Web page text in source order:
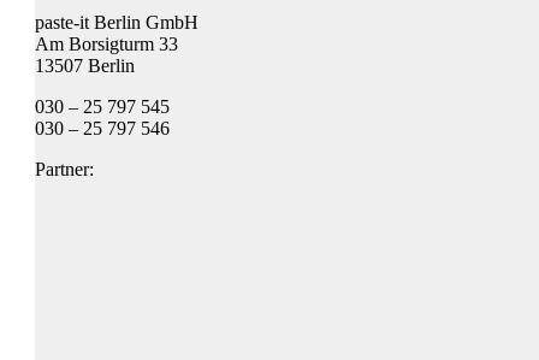
paste-it Berlin GmbH
Am Borsigturm 33
13507 Berlin
030 – 25 797 545
030 – 25 797 546
Partner: